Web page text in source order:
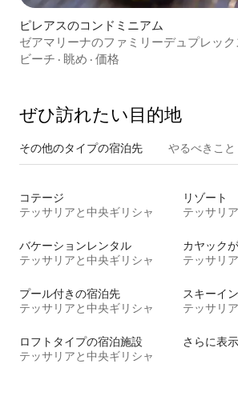
ピレアスのコンドミニアム
ゼアマリーナのファミリーデュプレック
徒歩圏内
ビーチ · 眺め · 価格
ぜひ訪⁠れ⁠た⁠い目⁠的⁠地
その他のタ⁠イ⁠プ⁠の宿⁠泊⁠先 やるべきこと
コテージ
テッサリアと中央ギリシャ
リゾート
テッサリ
バケーションレンタル
テッサリアと中央ギリシャ
カヤック
テッサリ
プール付きの宿泊先
テッサリアと中央ギリシャ
テッサリ
ロフトタイプの宿泊施設
テッサリアと中央ギリシャ
さらに表示